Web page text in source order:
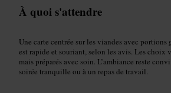
À quoi s'attendre
Une carte centrée sur les viandes avec portions
est rapide et souriant, selon les avis. Les choix
mais préparés avec soin. L’ambiance reste
soirée tranquille ou à un repas de travail.